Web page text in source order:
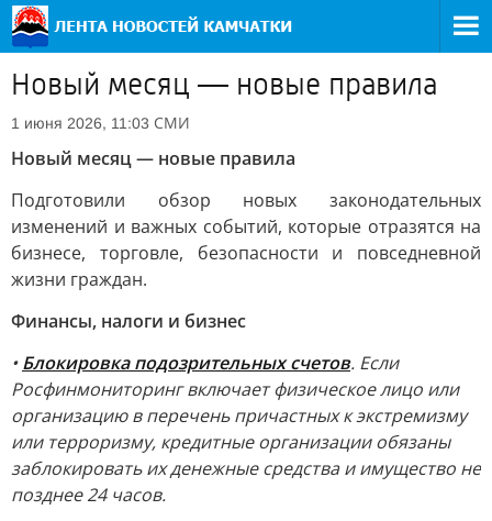
Новый месяц — новые правила
1 июня 2026, 11:03 СМИ
Новый месяц — новые правила
Подготовили обзор новых законодательных
изменений и важных событий, которые отразятся на
бизнесе, торговле, безопасности и повседневной
жизни граждан.
Финансы, налоги и бизнес
•Блокировка подозрительных счетов. Если
Росфинмониторинг включает физическое лицо или
организацию в перечень причастных к экстремизму
или терроризму, кредитные организации обязаны
заблокировать их денежные средства и имущество не
позднее 24 часов.